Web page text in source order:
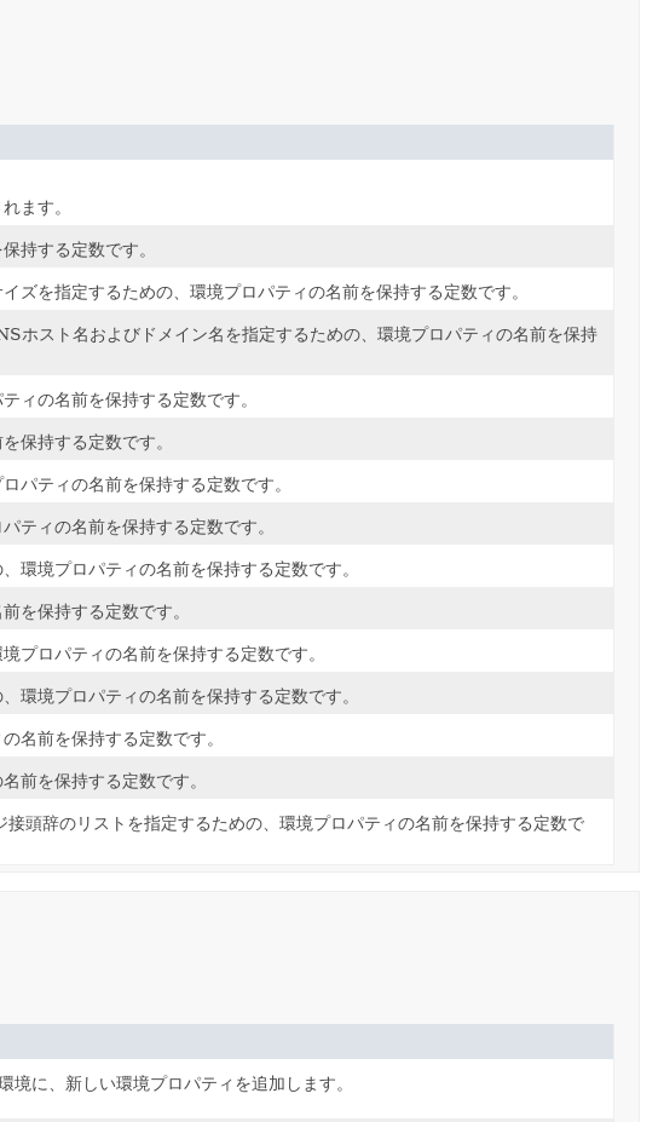
ます。
持する定数です。
ズを指定するための、環境プロパティの名前を保持する定数です。
スト名およびドメイン名を指定するための、環境プロパティの名前を保持
ィの名前を保持する定数です。
保持する定数です。
パティの名前を保持する定数です。
ティの名前を保持する定数です。
環境プロパティの名前を保持する定数です。
を保持する定数です。
プロパティの名前を保持する定数です。
環境プロパティの名前を保持する定数です。
名前を保持する定数です。
前を保持する定数です。
頭辞のリストを指定するための、環境プロパティの名前を保持する定数で
境に、新しい環境プロパティを追加します。